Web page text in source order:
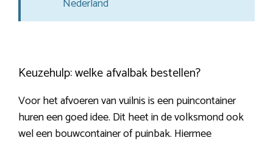
Nederland
Keuzehulp: welke afvalbak bestellen?
Voor het afvoeren van vuilnis is een puincontainer
huren een goed idee. Dit heet in de volksmond ook
wel een bouwcontainer of puinbak. Hiermee